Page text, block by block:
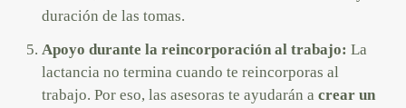
duración de las tomas.
Apoyo durante la reincorporación al trabajo: La
lactancia no termina cuando te reincorporas al
trabajo. Por eso, las asesoras te ayudarán a crear un